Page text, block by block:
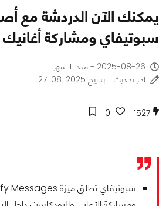
يمكنك الآن الدردشة مع
سبوتيفاي ومشاركة
2025-08-26 - منذ 11 شهر
اخر تحديث - بتاريخ 2025-08-27
1527
0